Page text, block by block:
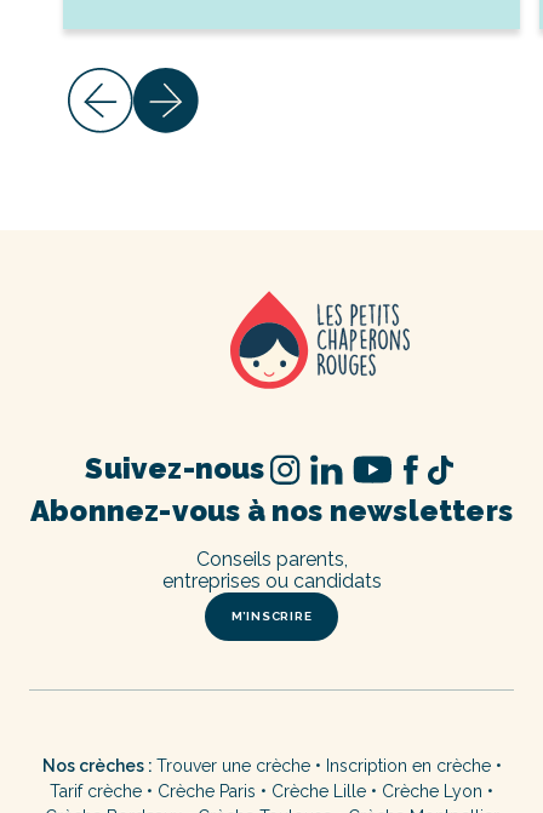
Abonnez-vous à nos newsletters
M’INSCRIRE
Conseils parents,
entreprises ou candidats
Suivez-nous
Nos crèches : Trouver une crèche• Inscription en crèche•
Tarif crèche • Crèche Paris • Crèche Lille • Crèche Lyon •